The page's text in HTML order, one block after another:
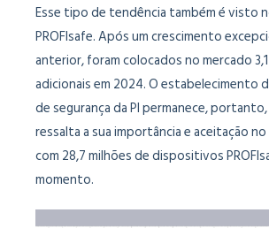
Esse tipo de tendência também é visto
PROFIsafe. Após um crescimento
anterior, foram colocados no mercado
adicionais em 2024. O estabelecimento
de segurança da PI permanece,
ressalta a sua importância e aceitação
com 28,7 milhões de dispositivos
momento.